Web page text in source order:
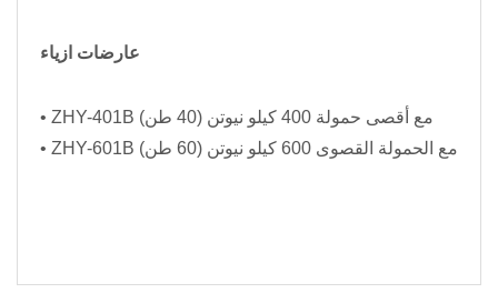
عارضات ازياء
• ZHY-401B مع أقصى حمولة 400 كيلو نيوتن (40 طن)
• ZHY-601B مع الحمولة القصوى 600 كيلو نيوتن (60 طن)